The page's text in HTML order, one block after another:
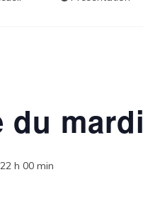
du mardi
22 h 00 min